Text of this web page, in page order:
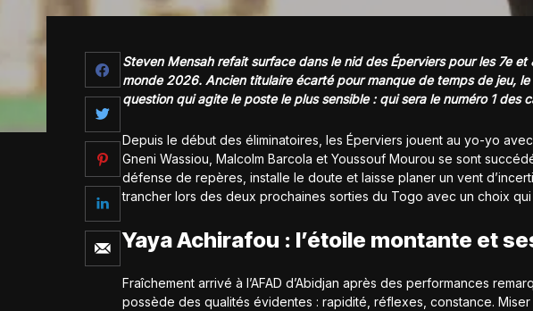
Steven Mensah refait surface dans le nid des Éperviers pour les 7e
monde 2026. Ancien titulaire écarté pour manque de temps de jeu,
question qui agite le poste le plus sensible : qui sera le numéro 1 des
Depuis le début des éliminatoires, les Éperviers jouent au yo-yo
Gneni Wassiou, Malcolm Barcola et Youssouf Mourou se sont
défense de repères, installe le doute et laisse planer un vent
trancher lors des deux prochaines sorties du Togo avec un choix
Yaya Achirafou : l’étoile montante et
Fraîchement arrivé à l’AFAD d’Abidjan après des performances
possède des qualités évidentes : rapidité, réflexes, constance.